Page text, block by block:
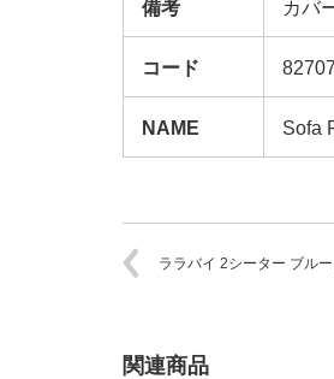
備考 カバ
コード 82707
NAME Sofa
ララバイ 2シーター ブル
関連商品